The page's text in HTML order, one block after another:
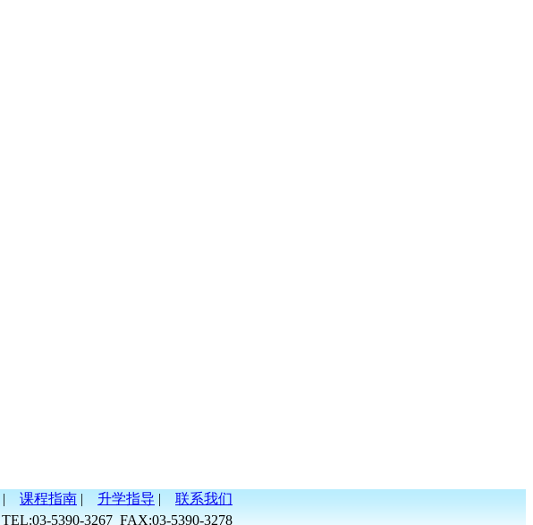
| 课程指南 | 升学指导 | 联系我们
TEL:03-5390-3267 FAX:03-5390-3278